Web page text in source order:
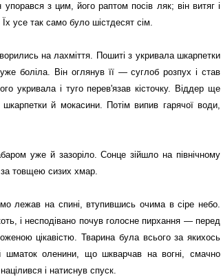
з цим, його раптом посів ляк; він витяг і
усе так само було шістдесят сім.
на лахміття. Пошиті з укривала шкарпетки
боліла. Він оглянув її — суглоб розпух і став
укривала і туго перев'язав кісточку. Віддер ще
й мокасини. Потім випив гарячої води,
уже й зазоріло. Сонце зійшло на північному
товщею сизих хмар.
лежав на спині, втупившись очима в сіре небо.
і несподівано почув голосне пирхання — перед
цікавістю. Тварина була всього за якихось
шматок оленини, що шкварчав на вогні, смачно
і натиснув спуск.